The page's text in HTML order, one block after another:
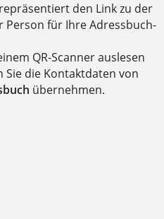
repräsentiert den Link zu der
Person für Ihre Adressbuch-
QR-Scanner auslesen
Sie die Kontaktdaten von
übernehmen.